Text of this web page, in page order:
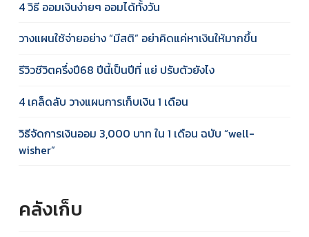
4 วิธี ออมเงินง่ายๆ ออมได้ทั้งวัน
วางแผนใช้จ่ายอย่าง “มีสติ” อย่าคิดแค่หาเงินให้มากขึ้น
รีวิวชีวิตครึ่งปี68 ปีนี้เป็นปีที่ แย่ ปรับตัวยังไง
4 เคล็ดลับ วางแผนการเก็บเงิน 1 เดือน
วิธีจัดการเงินออม 3,000 บาท ใน 1 เดือน ฉบับ “well-
wisher”
คลังเก็บ